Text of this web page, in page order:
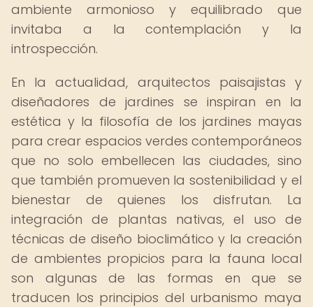
ambiente armonioso y equilibrado que
invitaba a la contemplación y la
introspección.
En la actualidad, arquitectos paisajistas y
diseñadores de jardines se inspiran en la
estética y la filosofía de los jardines mayas
para crear espacios verdes contemporáneos
que no solo embellecen las ciudades, sino
que también promueven la sostenibilidad y el
bienestar de quienes los disfrutan. La
integración de plantas nativas, el uso de
técnicas de diseño bioclimático y la creación
de ambientes propicios para la fauna local
son algunas de las formas en que se
traducen los principios del urbanismo maya